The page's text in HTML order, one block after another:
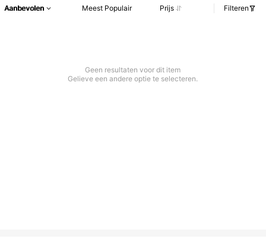
Aanbevolen Meest Populair Prijs Filteren
Geen resultaten voor dit item
Gelieve een andere optie te selecteren.